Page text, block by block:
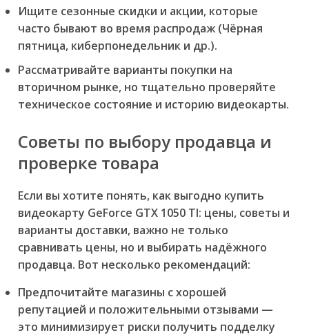
Ищите сезонные скидки и акции, которые
часто бывают во время распродаж (Чёрная
пятница, киберпонедельник и др.).
Рассматривайте варианты покупки на
вторичном рынке, но тщательно проверяйте
техническое состояние и историю видеокарты.
Советы по выбору продавца и
проверке товара
Если вы хотите понять, как выгодно купить
видеокарту GeForce GTX 1050 TI: цены, советы и
варианты доставки, важно не только
сравнивать цены, но и выбирать надёжного
продавца. Вот несколько рекомендаций:
Предпочитайте магазины с хорошей
репутацией и положительными отзывами —
это минимизирует риски получить подделку